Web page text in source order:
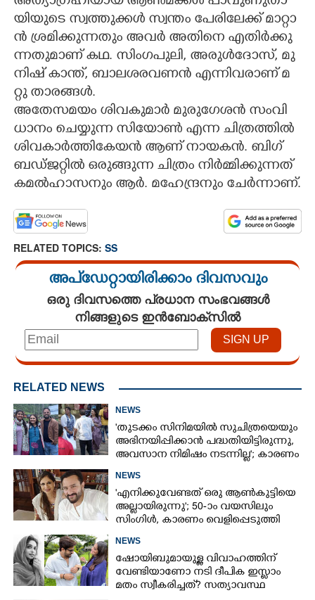
യി​യു​ടെ​ ​സ്വ​ത്തു​ക്ക​ൾ​ ​സ്വ​ന്തം​ ​പേ​രി​ലേ​ക്ക് ​മാ​റ്റാ​
ൻ​ ​ശ്ര​മി​ക്കു​ന്ന​തും​ ​അ​വ​ർ​ ​അ​തി​നെ​ ​എ​തി​ർ​ക്കു​
ന്ന​തു​മാ​ണ് ​ക​ഥ.​ ​സിം​ഗ​പു​ലി,​ ​അ​രു​ൾ​ദോ​സ്,​ ​മു​
നി​ഷ് ​കാ​ന്ത്,​ ​ബാ​ല​ശ​ര​വ​ണ​ൻ​ ​എ​ന്നി​വ​രാ​ണ് ​മ​
റ്റു​ ​താ​ര​ങ്ങ​ൾ.
അ​തേ​സ​മ​യം​ ​ശി​വ​കു​മാ​ർ​ ​മു​രു​ഗേ​ശ​ൻ​ ​സം​വി​
ധാ​നം​ ​ചെ​യ്യു​ന്ന​ ​സി​യോ​ൺ​ ​എ​ന്ന​ ​ചി​ത്ര​ത്തി​ൽ​ ​
ശി​വ​കാ​ർ​ത്തി​കേ​യ​ൻ​ ​ആ​ണ് ​നാ​യ​ക​ൻ.​ ​ബി​ഗ് ​
ബ​ഡ്ജ​റ്റി​ൽ​ ​ഒ​രു​ങ്ങു​ന്ന​ ​ചി​ത്രം​ ​നി​ർ​മ്മി​ക്കു​ന്ന​ത് ​
ക​മ​ൽ​ഹാ​സ​നും​ ​ആ​ർ.​ ​മ​ഹേ​ന്ദ്ര​നും​ ​ചേ​ർ​ന്നാ​ണ്.
RELATED TOPICS: SS
അപ്ഡേറ്റായിരിക്കാം ദിവസവും
ഒരു ദിവസത്തെ പ്രധാന സംഭവങ്ങൾ
നിങ്ങളുടെ ഇൻബോക്സിൽ
RELATED NEWS
NEWS
'തുടക്കം സിനിമയിൽ സുചിത്രയെയും
അഭിനയിപ്പിക്കാൻ പദ്ധതിയിട്ടിരുന്നു,​
അവസാന നിമിഷം നടന്നില്ല'; കാരണം
NEWS
'എനിക്കുവേണ്ടത് ഒരു ആൺകുട്ടിയെ
അല്ലായിരുന്നു'; 50-ാം വയസിലും
സിംഗിൾ, കാരണം വെളിപ്പെടുത്തി
NEWS
ഷോയിബുമായുള്ള വിവാഹത്തിന്
വേണ്ടിയാണോ നടി ദീപിക ഇസ്ലാം
മതം സ്വീകരിച്ചത്? സത്യാവസ്ഥ